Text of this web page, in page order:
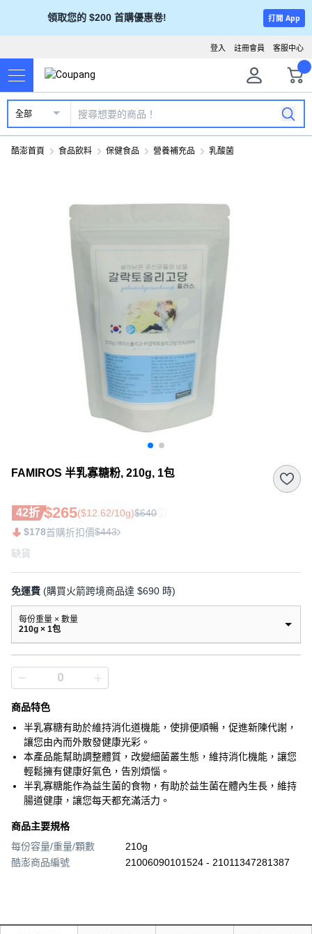
領取您的 $200 首購優惠卷! 打開 App
客服中心
註冊會員
登入
全部
酷澎首頁 食品飲料 保健食品 營養補充品 乳酸菌
FAMIROS 半乳寡糖粉, 210g, 1包
42折 $265($12.62/10g)$640
$178首購折扣價$443
缺貨
免運費 (購買火箭跨境商品達 $690 時)
每份重量 × 數量
210g × 1包
商品特色
半乳寡糖有助於維持消化道機能，使排便順暢，促進新陳代謝，
讓您由內而外散發健康光彩。
本產品能幫助調整體質，改變細菌叢生態，維持消化機能，讓您
輕鬆擁有健康好氣色，告別煩惱。
半乳寡糖能作為益生菌的食物，有助於益生菌在體內生長，維持
腸道健康，讓您每天都充滿活力。
商品主要規格
每份容量/重量/顆數
210g
酷澎商品編號
21006090101524 - 21011347281387